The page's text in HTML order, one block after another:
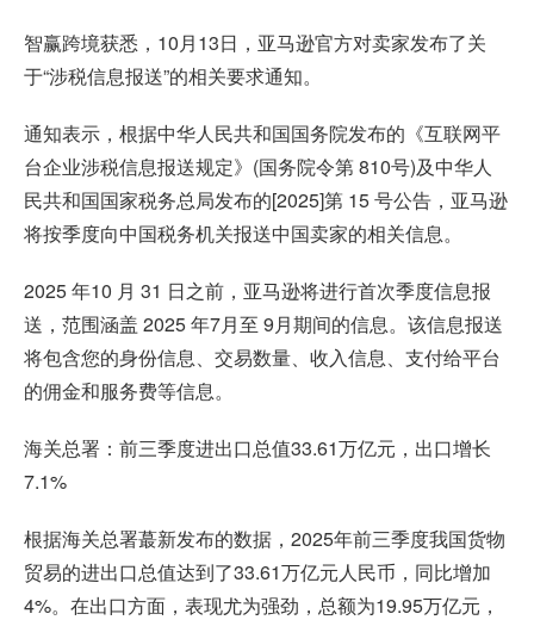
智赢跨境获悉，10月13日，亚马逊官方对卖家发布了关
于“涉税信息报送”的相关要求通知。
通知表示，根据中华人民共和国国务院发布的《互联网平
台企业涉税信息报送规定》(国务院令第 810号)及中华人
民共和国国家税务总局发布的[2025]第 15 号公告，亚马逊
将按季度向中国税务机关报送中国卖家的相关信息。
2025 年10 月 31 日之前，亚马逊将进行首次季度信息报
送，范围涵盖 2025 年7月至 9月期间的信息。该信息报送
将包含您的身份信息、交易数量、收入信息、支付给平台
的佣金和服务费等信息。
海关总署：前三季度进出口总值33.61万亿元，出口增长
7.1%
根据海关总署蕞新发布的数据，2025年前三季度我国货物
贸易的进出口总值达到了33.61万亿元人民币，同比增加
4%。在出口方面，表现尤为强劲，总额为19.95万亿元，